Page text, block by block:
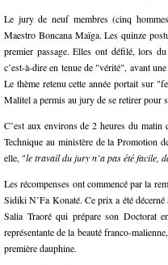
Le jury de neuf membres (cinq
Maestro Boncana Maïga. Les quinze
premier passage. Elles ont défilé, lors
c’est-à-dire en tenue de "vérité", avant
Le thème retenu cette année portait sur
Malitel a permis au jury de se retirer pour
C’est aux environs de 2 heures du
Technique au ministère de la Promotion
elle, "le travail du jury n’a pas été facile,
Les récompenses ont commencé par la
Sidiki N’Fa Konaté. Ce prix a été
Salia Traoré qui prépare son Doctorat
représentante de la beauté franco-
première dauphine.